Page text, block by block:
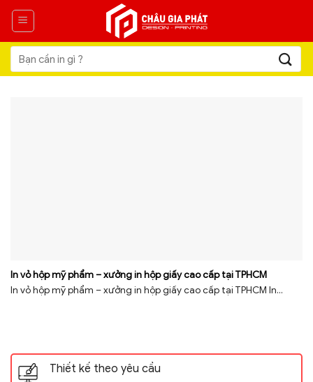
Skip
content
Tìm
kiếm:
In vỏ hộp mỹ phẩm – xưởng in hộp giấy cao cấp tại TPHCM
In vỏ hộp mỹ phẩm – xưởng in hộp giấy cao cấp tại TPHCM In...
Thiết kế theo yêu cầu